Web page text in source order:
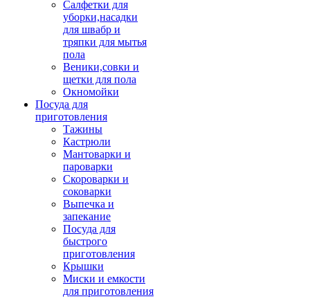
Салфетки для
уборки,насадки
для швабр и
тряпки для мытья
пола
Веники,совки и
щетки для пола
Окномойки
Посуда для
приготовления
Тажины
Кастрюли
Мантоварки и
пароварки
Скороварки и
соковарки
Выпечка и
запекание
Посуда для
быстрого
приготовления
Крышки
Миски и емкости
для приготовления